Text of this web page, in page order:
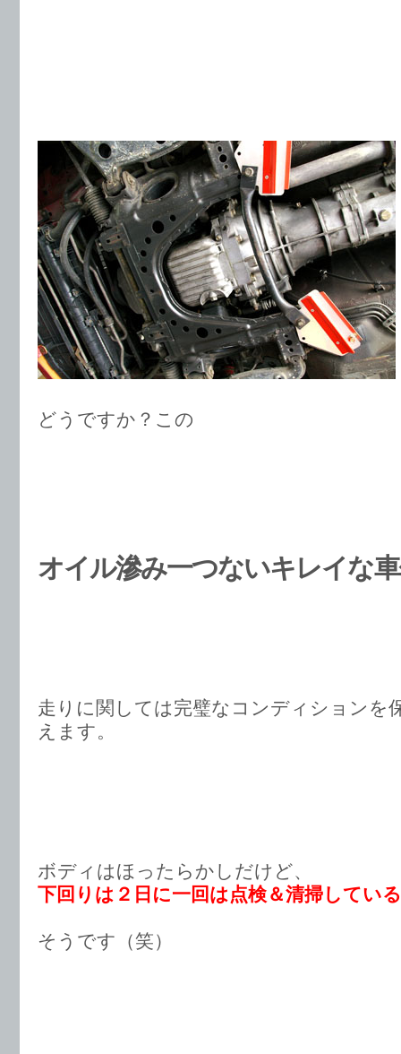
どうですか？この
オイル滲み一つないキレイな
走りに関しては完璧なコンディションを
えます。
ボディはほったらかしだけど、
下回りは２日に一回は点検＆清掃している
そうです（笑）